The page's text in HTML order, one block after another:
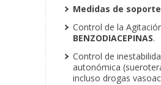
Medidas de
Control de la
BENZODIACEPINAS.
Control de
autonómica
incluso drogas